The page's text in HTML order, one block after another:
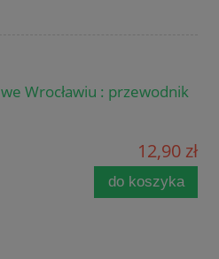
Wrocławiu : przewodnik
12,90 zł
do koszyka